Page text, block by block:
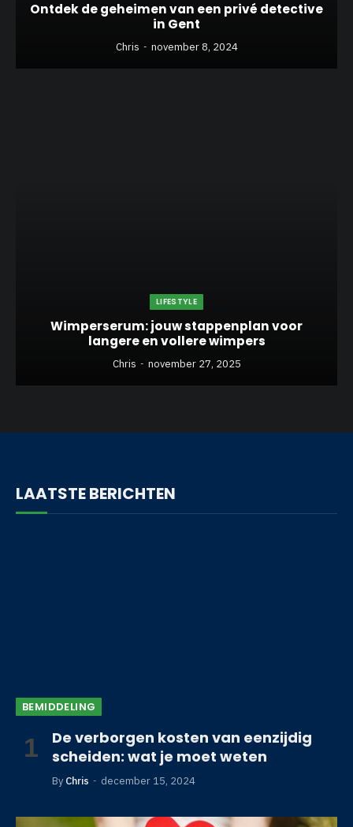
Ontdek de geheimen van een privé detective
in Gent
Chris november 8, 2024
LIFESTYLE
Wimperserum: jouw stappenplan voor
langere en vollere wimpers
Chris november 27, 2025
LAATSTE BERICHTEN
BEMIDDELING
De verborgen kosten van eenzijdig
scheiden: wat je moet weten
By Chris december 15, 2024